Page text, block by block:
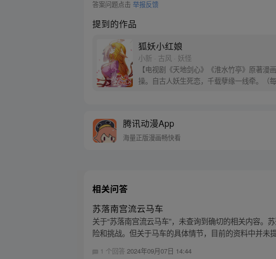
答案问题点击举报反馈
提到的作品
狐妖小红娘
小新 · 古风 · 妖怪
【电视剧《天地剑心》《淮水竹亭》原著
操。自古人妖生死恋，千载孽缘一线牵。（每
腾讯动漫App
海量正版漫画畅快看
相关问答
苏落南宫流云马车
关于“苏落南宫流云马车”，未查询到确切的相关内容。
险和挑战。但关于马车的具体情节，目前的资料中并未
1 个回答2024年09月07日 14:44